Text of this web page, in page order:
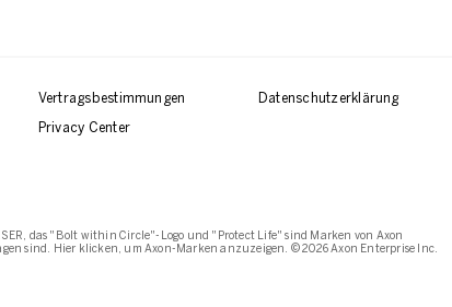
Vertragsbestimmungen Datenschutzerklärung
Privacy Center
das "Bolt within Circle"-Logo und "Protect Life" sind Marken von Axon
sind. Hier klicken, um Axon-Marken anzuzeigen. © 2026 Axon Enterprise Inc.